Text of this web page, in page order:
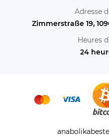
Adresse
Zimmerstraße 19,
Heures
24